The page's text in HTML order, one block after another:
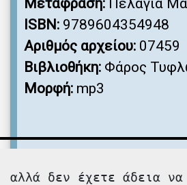
Μετάφραση: Πελαγία
ISBN: 9789604354948
Αριθμός αρχείου: 07459
Βιβλιοθήκη: Φάρος
Μορφή: mp3
αλλά δεν έχετε άδεια